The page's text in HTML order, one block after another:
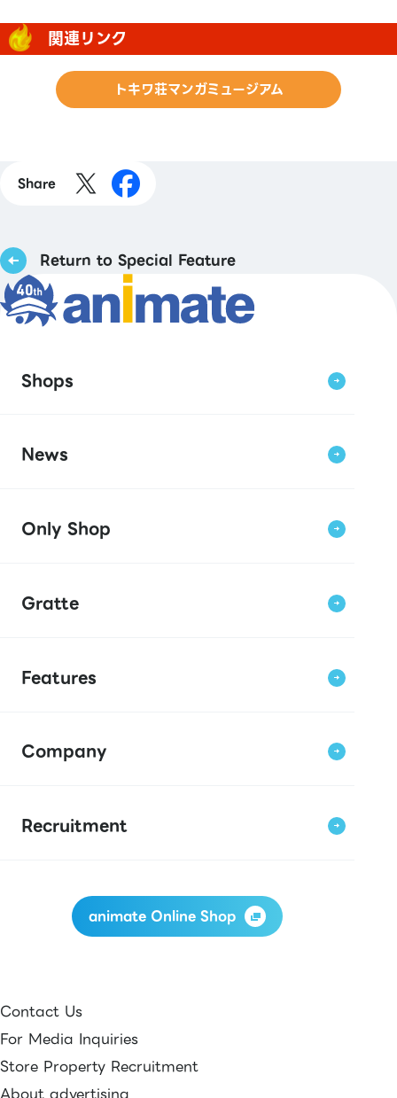
関連リンク
トキワ荘マンガミュージアム
Share
Return to Special Feature
Shops
News
Only Shop
Gratte
Features
Company
Recruitment
animate Online Shop
Contact Us
For Media Inquiries
Store Property Recruitment